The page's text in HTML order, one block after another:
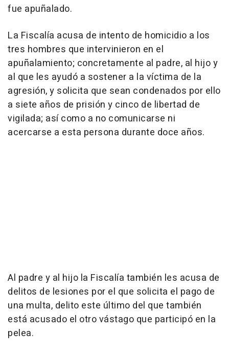
fue apuñalado.
La Fiscalía acusa de intento de homicidio a los
tres hombres que intervinieron en el
apuñalamiento; concretamente al padre, al hijo y
al que les ayudó a sostener a la víctima de la
agresión, y solicita que sean condenados por ello
a siete años de prisión y cinco de libertad de
vigilada; así como a no comunicarse ni
acercarse a esta persona durante doce años.
Al padre y al hijo la Fiscalía también les acusa de
delitos de lesiones por el que solicita el pago de
una multa, delito este último del que también
está acusado el otro vástago que participó en la
pelea.